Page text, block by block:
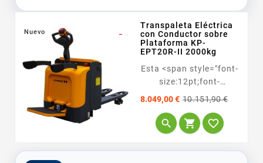
Nuevo
Transpaleta Eléctrica
con Conductor sobre
Plataforma KP-
EPT20R-II 2000kg
Esta <span style="font-
size:12pt;font-
family:Arial,...
8.049,00 € 10.151,90 €
  